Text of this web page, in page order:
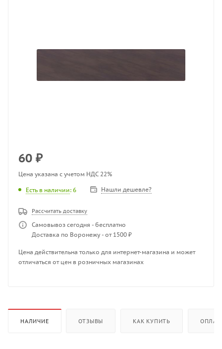
60 ₽
Цена указана с учетом НДС 22%
Есть в наличии: 6 Нашли дешевле?
Рассчитать доставку
Самовывоз сегодня - бесплатно
Доставка по Воронежу - от 1500 ₽
Цена действительна только для интернет-магазина и может
отличаться от цен в розничных магазинах
НАЛИЧИЕ ОТЗЫВЫ КАК КУПИТЬ